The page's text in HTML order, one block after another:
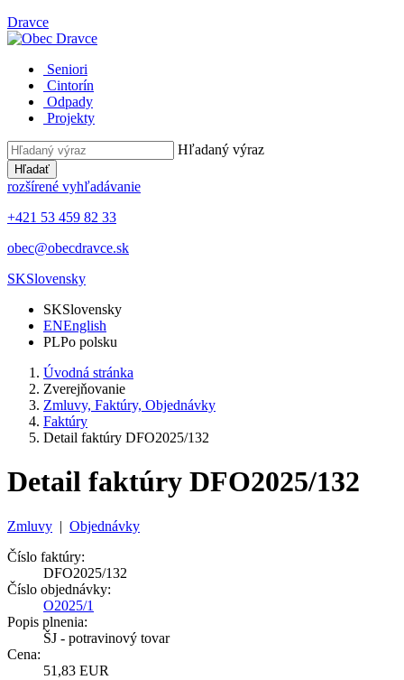
Dravce
Seniori
Cintorín
Odpady
Projekty
Hľadaný výraz
Hľadať
rozšírené vyhľadávanie
+421 53 459 82 33
obec@obecdravce.sk
SKSlovensky
SKSlovensky
ENEnglish
PLPo polsku
Úvodná stránka
Zverejňovanie
Zmluvy, Faktúry, Objednávky
Faktúry
Detail faktúry DFO2025/132
Detail faktúry DFO2025/132
Zmluvy | Objednávky
Číslo faktúry:
DFO2025/132
Číslo objednávky:
O2025/1
Popis plnenia:
ŠJ - potravinový tovar
Cena:
51,83 EUR